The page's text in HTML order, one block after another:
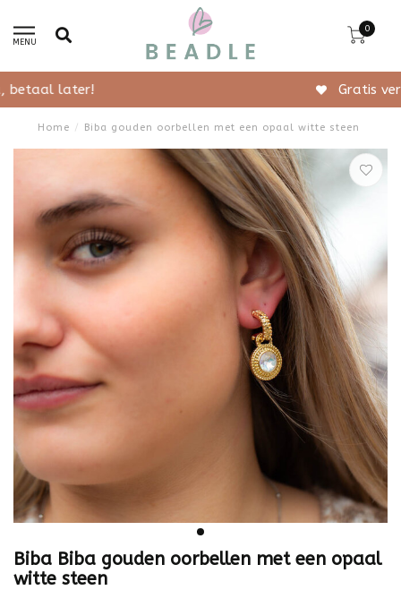
MENU
0
Home / Biba gouden oorbellen met een opaal witte steen
Biba Biba gouden oorbellen met een opaal
witte steen